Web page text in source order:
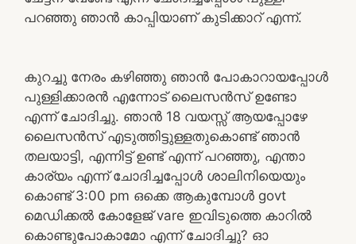
പറഞ്ഞു ഞാൻ കാപ്പിയാണ് കുടിക്കാറ് എന്ന്.
കുറച്ചു നേരം കഴിഞ്ഞു ഞാൻ പോകാറായപ്പോൾ
പുള്ളിക്കാരൻ എന്നോട് ലൈസൻസ് ഉണ്ടോ
എന്ന് ചോദിച്ചു. ഞാൻ 18 വയസ്സ് ആയപ്പോഴേ
ലൈസൻസ് എടുത്തിട്ടുള്ളതുകൊണ്ട് ഞാൻ
തലയാട്ടി, എന്നിട്ട് ഉണ്ട് എന്ന് പറഞ്ഞു, എന്താ
കാര്യം എന്ന് ചോദിച്ചപ്പോൾ ശാലിനിയെയും
കൊണ്ട് 3:00 pm ഒക്കെ ആകുമ്പോൾ govt
മെഡിക്കൽ കോളേജ് vare ഇവിടുത്തെ കാറിൽ
കൊണ്ടുപോകാമോ എന്ന് ചോദിച്ചു? ഓ